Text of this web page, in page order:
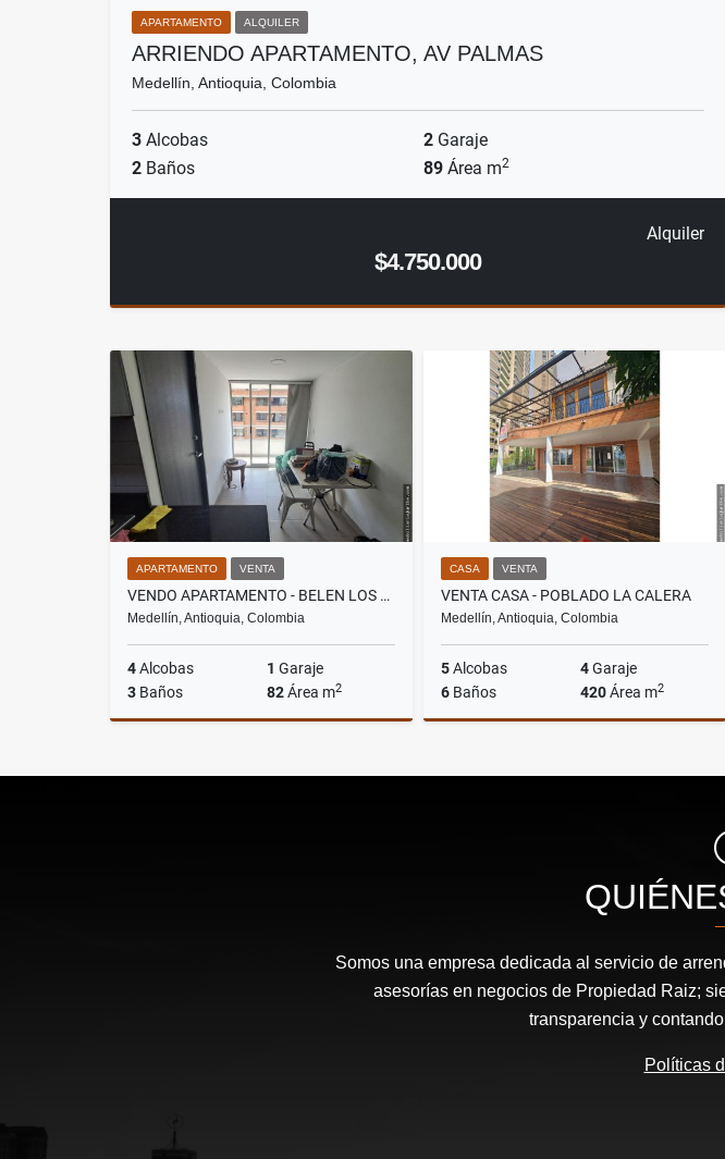
APARTAMENTO ALQUILER
ARRIENDO APARTAMENTO, AV PALMAS
Medellín, Antioquia, Colombia
3 Alcobas 2 Garaje
2 Baños 89 Área m2
Alquiler
$4.750.000
APARTAMENTO VENTA
VENDO APARTAMENTO - BELEN LOS ALPES
Medellín, Antioquia, Colombia
4Alcobas 1 Garaje
3 Baños 82Área m2
$648.500.000
CASA VENTA
VENTA CASA - POBLADO LA CALERA
Medellín, Antioquia, Colombia
5Alcobas 4Garaje
6 Baños 420Área m2
$2.600.000.000
Somos una empresa dedicada al servicio de
asesorías en negocios de Propiedad Raiz;
transparencia y
Políticas